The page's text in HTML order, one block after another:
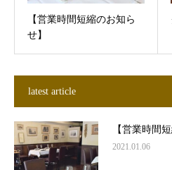
【営業時間短縮のお知ら
せ】
latest article
【営業時間
2021.01.06